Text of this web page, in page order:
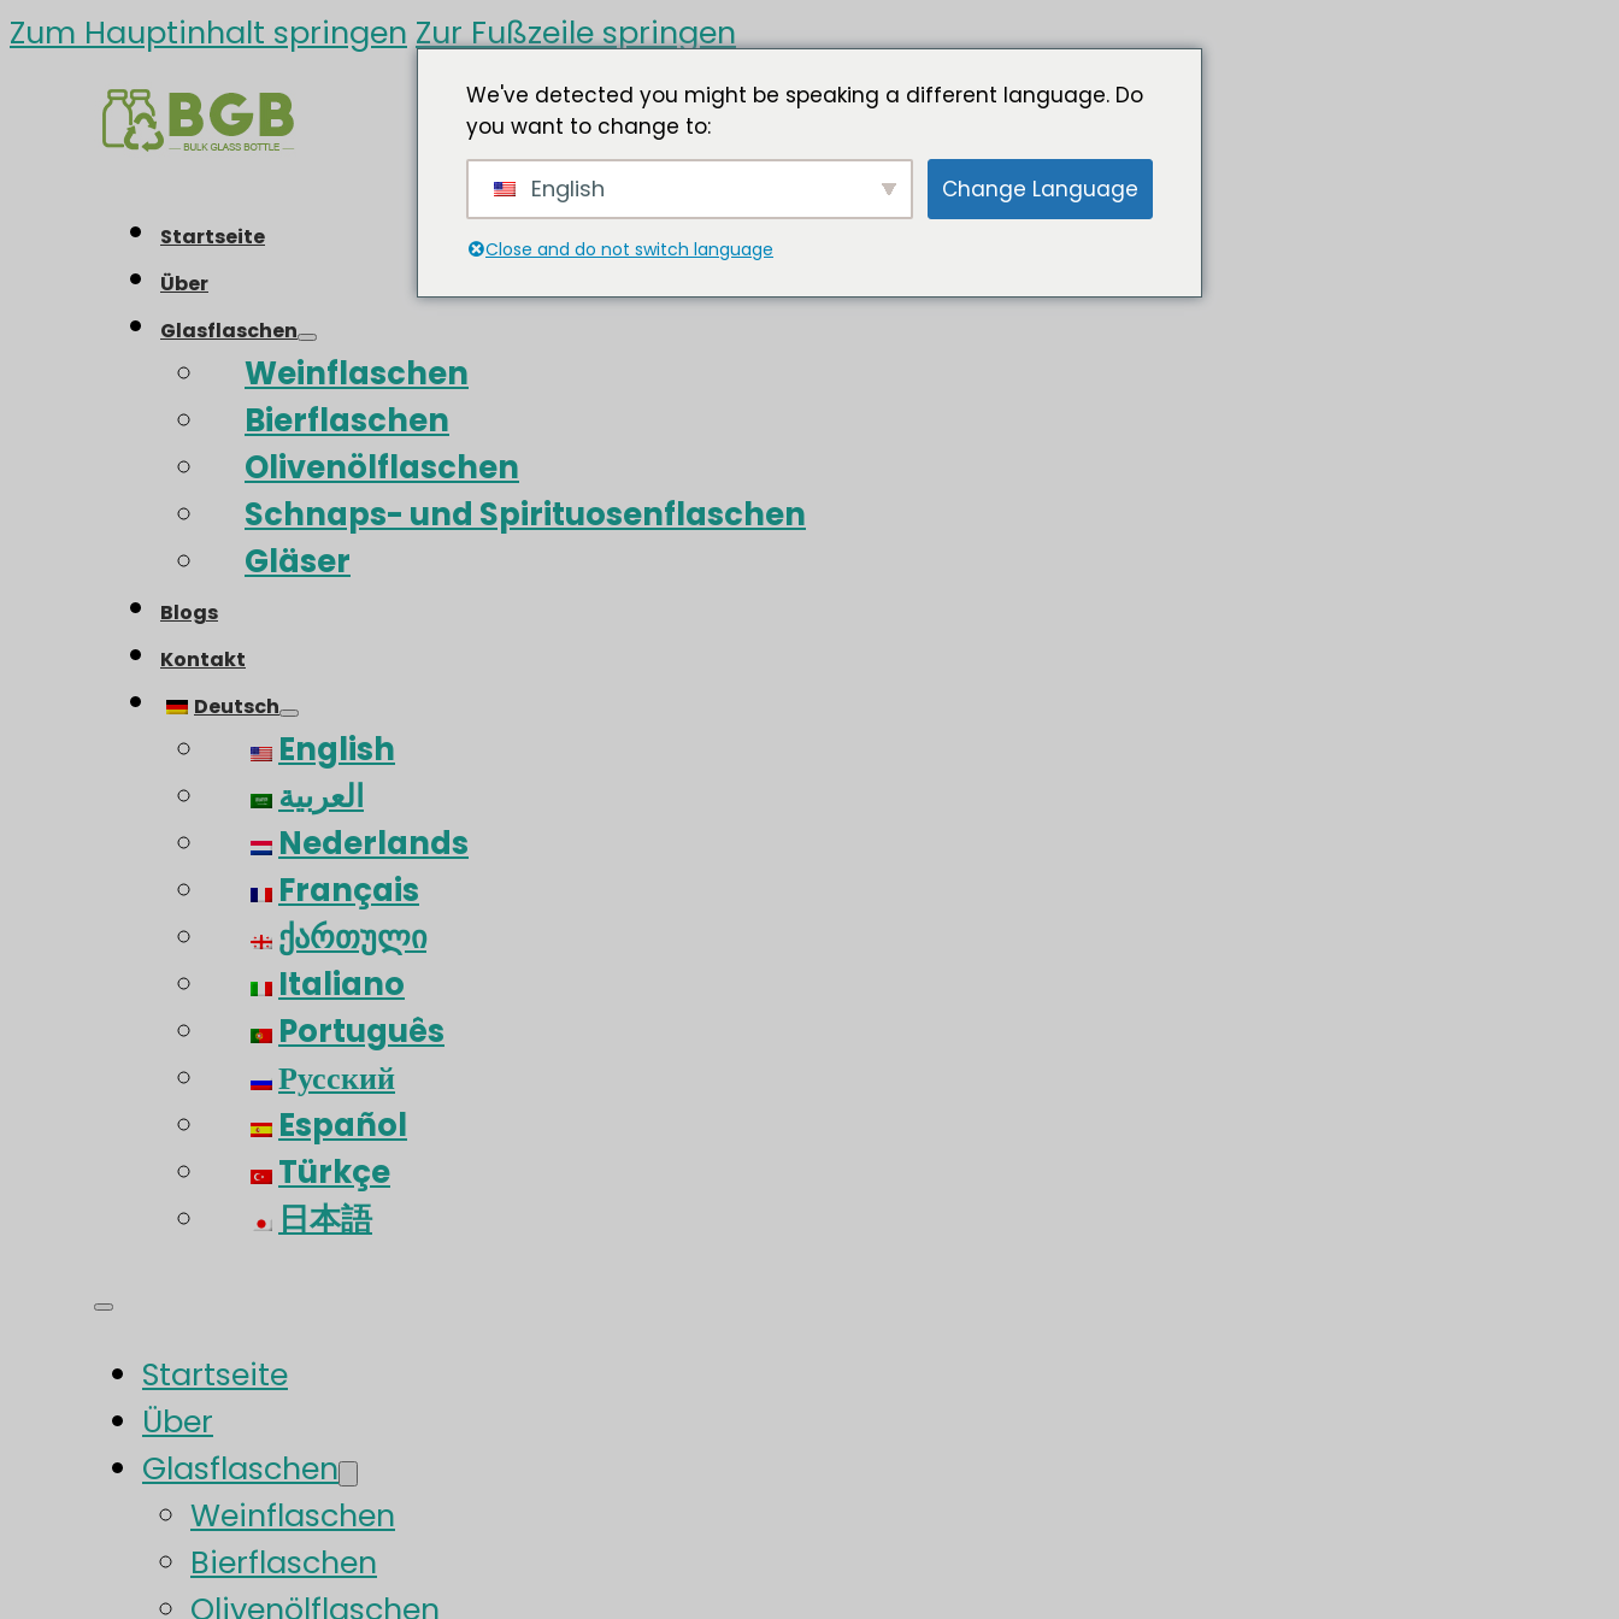
Zum Hauptinhalt springen Zur Fußzeile springen
Startseite
Über
Glasflaschen
Weinflaschen
Bierflaschen
Olivenölflaschen
Schnaps- und Spirituosenflaschen
Gläser
Blogs
Kontakt
Deutsch
English
العربية
Nederlands
Français
ქართული
Italiano
Português
Русский
Español
Türkçe
日本語
Startseite
Über
Glasflaschen
Weinflaschen
Bierflaschen
Olivenölflaschen
We've detected you might be speaking a different language. Do
you want to change to:
English Change Language
Close and do not switch language